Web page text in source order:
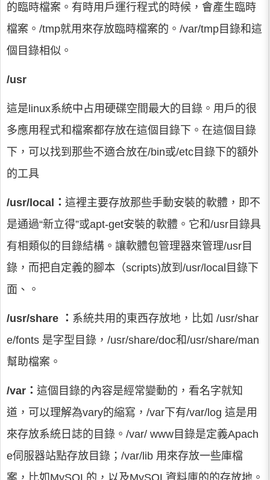
的臨時檔案。有時用戶運行程式的時候，會產生臨時
檔案。/tmp就用來存放臨時檔案的。/var/tmp目錄和這
個目錄相似。
/usr
這是linux系統中占用硬碟空間最大的目錄。用戶的很
多應用程式和檔案都存放在這個目錄下。在這個目錄
下，可以找到那些不適合放在/bin或/etc目錄下的額外
的工具
/usr/local： 這裡主要存放那些手動安裝的軟體，即不
是通過“新立得”或apt-get安裝的軟體。它和/usr目錄具
有相類似的目錄結構。讓軟體包管理器來管理/usr目
錄，而把自定義的腳本（scripts)放到/usr/local目錄下
面、。
/usr/share ： 系統共用的東西存放地，比如 /usr/shar
e/fonts 是字型目錄，/usr/share/doc和/usr/share/man
幫助檔案。
/var： 這個目錄的內容是經常變動的，看名字就知
道，可以理解為vary的縮寫，/var下有/var/log 這是用
來存放系統日誌的目錄。/var/ www目錄是定義Apach
e伺服器站點存放目錄；/var/lib 用來存放一些庫檔
案，比如MySQL的，以及MySQL資料庫的的存放地。